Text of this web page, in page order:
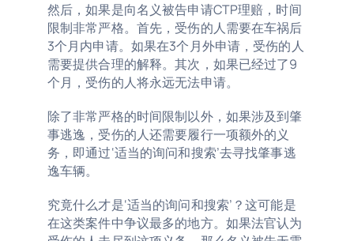
然后，如果是向名义被告申请CTP理赔，时间
限制非常严格。首先，受伤的人需要在车祸后
3个月内申请。如果在3个月外申请，受伤的人
需要提供合理的解释。其次，如果已经过了9
个月，受伤的人将永远无法申请。
除了非常严格的时间限制以外，如果涉及到肇
事逃逸，受伤的人还需要履行一项额外的义
务，即通过‘适当的询问和搜索’去寻找肇事逃
逸车辆。
究竟什么才是‘适当的询问和搜索’？这可能是
在这类案件中争议最多的地方。如果法官认为